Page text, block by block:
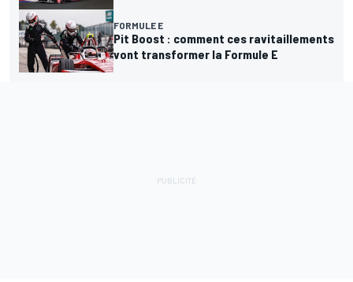
FORMULE E
Pit Boost : comment ces ravitaillements
vont transformer la Formule E